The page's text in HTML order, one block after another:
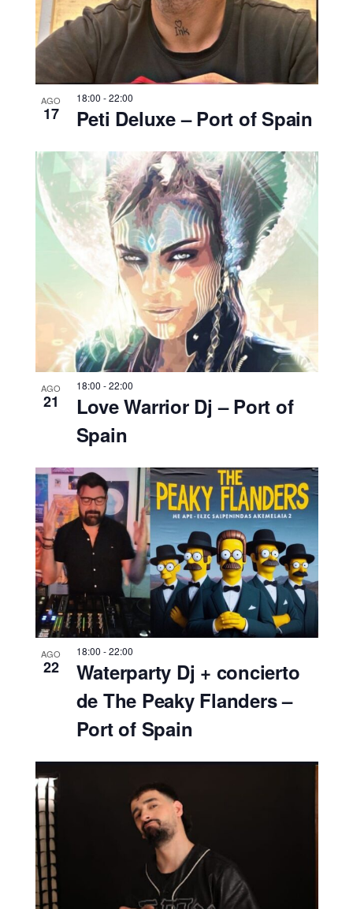
AGO
17
18:00 -22:00
Peti Deluxe – Port of Spain
AGO
21
18:00 -22:00
Love Warrior Dj – Port of
Spain
AGO
22
18:00 -22:00
Waterparty Dj + concierto
de The Peaky Flanders –
Port of Spain